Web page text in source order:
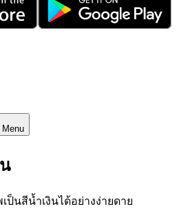
Menu
นสีน้ำเงินได้อย่างง่ายดาย